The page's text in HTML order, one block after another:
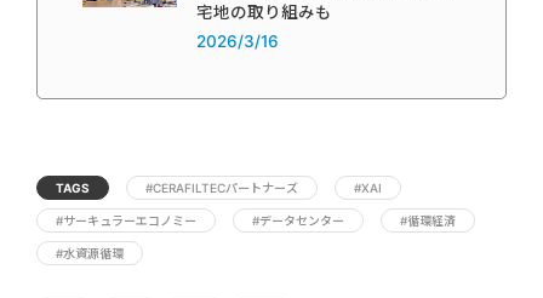
宅地の取り組みも
2026/3/16
TAGS #CERAFILTECパートナーズ #XAI
#サーキュラーエコノミー #データセンター #循環経済
#水資源循環